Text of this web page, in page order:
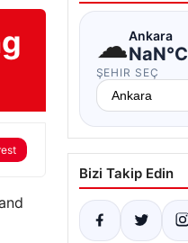
☁Ankara
NaN°C
ŞEHIR SEÇ
Bizi Takip Edin